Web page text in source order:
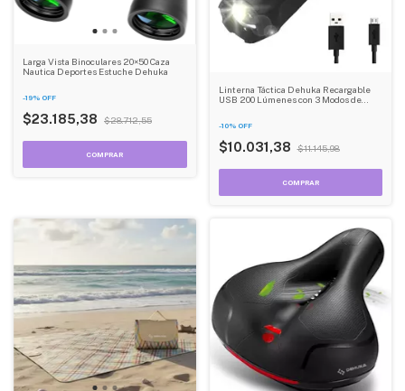
Larga Vista Binoculares 20×50 Caza
Nautica Deportes Estuche Dehuka
-19% OFF
$23.185,38 $28.712,55
Linterna Táctica Dehuka Recargable
USB 200 Lúmenes con 3 Modos de
-10% OFF
$10.031,38 $11.145,98